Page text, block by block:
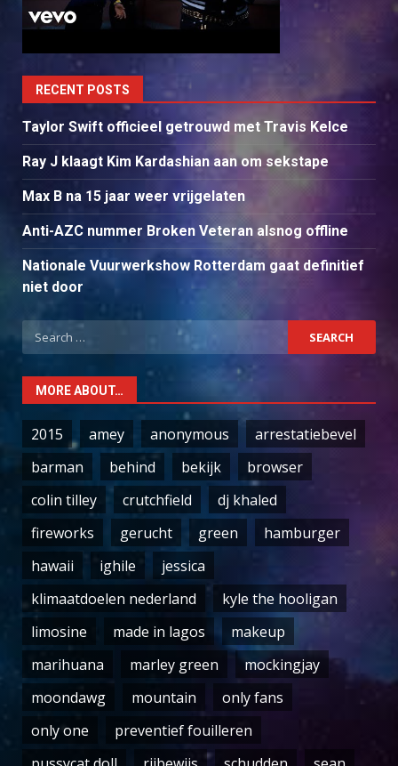
RECENT POSTS
Taylor Swift officieel getrouwd met Travis Kelce
Ray J klaagt Kim Kardashian aan om sekstape
Max B na 15 jaar weer vrijgelaten
Anti-AZC nummer Broken Veteran alsnog offline
Nationale Vuurwerkshow Rotterdam gaat definitief
niet door
Search
for:
MORE ABOUT…
2015 amey anonymous
arrestatiebevel
barman
behind bekijk
browser
colin tilley
crutchfield
dj khaled
fireworks
gerucht green
hamburger
hawaii
ighile
jessica
klimaatdoelen nederland
kyle the hooligan
limosine
made in lagos
makeup
marihuana
marley green
mockingjay
moondawg
mountain
only fans
only one
preventief fouilleren